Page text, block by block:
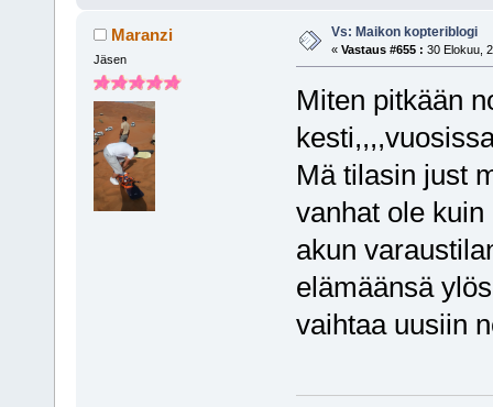
Maranzi
Jäsen
Vs: Maikon kopteriblogi
« Vastaus #655 : 30 Elokuu,
Miten pitkään
Mä tilasin just
vanhat ole
akun
elämäänsä
vaihtaa uusiin